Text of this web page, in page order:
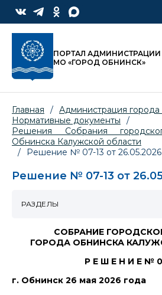
ПОРТАЛ АДМИНИСТРАЦИИ
МО «ГОРОД ОБНИНСК»
Главная / Администрация
Нормативные документы
/
Решения Собрания
Обнинска Калужской области
/
Решение № 07-13 от 26.05.2026
Решение № 07-13 от
СОБРАНИЕ
ГОРОДА ОБНИНСКА
Р Е Ш Е Н И Е №
г. Обнинск 26 мая 2026 года
РАЗДЕЛЫ